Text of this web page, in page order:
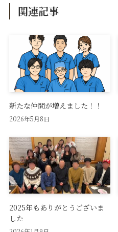
関連記事
新たな仲間が増えました！！
2026年5月8日
2025年もありがとうございま
した